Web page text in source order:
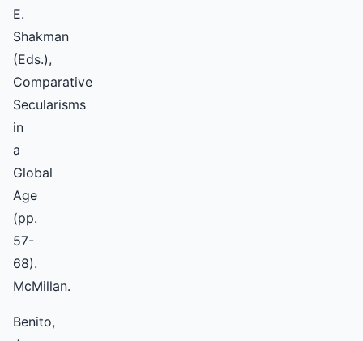
E.
Shakman
(Eds.),
Comparative
Secularisms
in
a
Global
Age
(pp.
57-
68).
McMillan.
Benito,